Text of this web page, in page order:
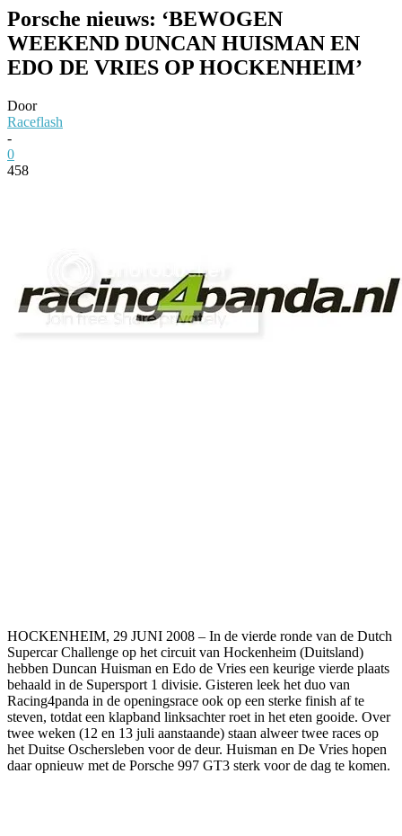
Porsche nieuws: ‘BEWOGEN
WEEKEND DUNCAN HUISMAN EN
EDO DE VRIES OP HOCKENHEIM’
Door
Raceflash
-
0
458
HOCKENHEIM, 29 JUNI 2008 – In de vierde ronde van de Dutch
Supercar Challenge op het circuit van Hockenheim (Duitsland)
hebben Duncan Huisman en Edo de Vries een keurige vierde plaats
behaald in de Supersport 1 divisie. Gisteren leek het duo van
Racing4panda in de openingsrace ook op een sterke finish af te
steven, totdat een klapband linksachter roet in het eten gooide. Over
twee weken (12 en 13 juli aanstaande) staan alweer twee races op
het Duitse Oschersleben voor de deur. Huisman en De Vries hopen
daar opnieuw met de Porsche 997 GT3 sterk voor de dag te komen.